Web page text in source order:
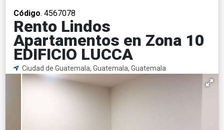
Código. 4567078
Rento Lindos
Apartamentos en Zona 10
EDIFICIO LUCCA
Ciudad de Guatemala, Guatemala, Guatemala